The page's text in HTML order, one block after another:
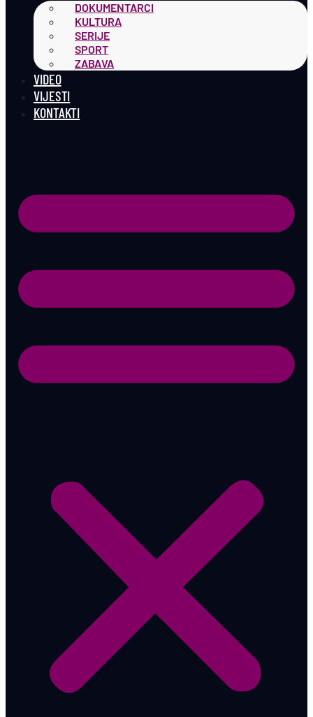
DOKUMENTARCI
KULTURA
SERIJE
SPORT
ZABAVA
VIDEO
VIJESTI
KONTAKTI